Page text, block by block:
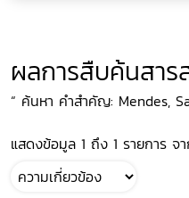
ผลการสืบค้นสาร
“ ค้นหา คำสำคัญ: Mendes,
แสดงข้อมูล 1 ถึง 1 รายการ จ